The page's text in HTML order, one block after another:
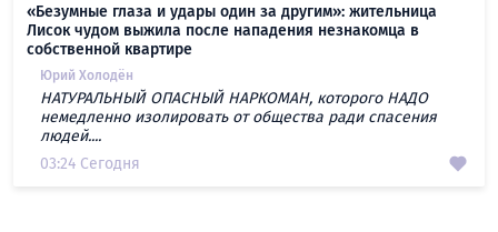
«Безумные глаза и удары один за другим»: жительница
Лисок чудом выжила после нападения незнакомца в
собственной квартире
Юрий Холодён
НАТУРАЛЬНЫЙ ОПАСНЫЙ НАРКОМАН, которого НАДО
немедленно изолировать от общества ради спасения
людей....
03:24 Сегодня